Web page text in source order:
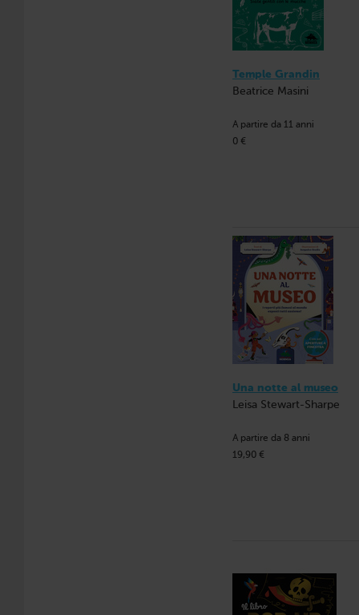
Temple Grandin
Beatrice Masini
A partire da 11 anni
0 €
Una notte al museo
Leisa Stewart-Sharpe
A partire da 8 anni
19,90 €